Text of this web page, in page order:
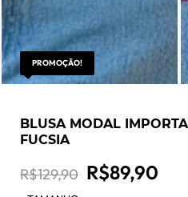
PROMOÇÃO!
BLUSA MODAL
FUCSIA
R$129,90
O
R$89,90
O